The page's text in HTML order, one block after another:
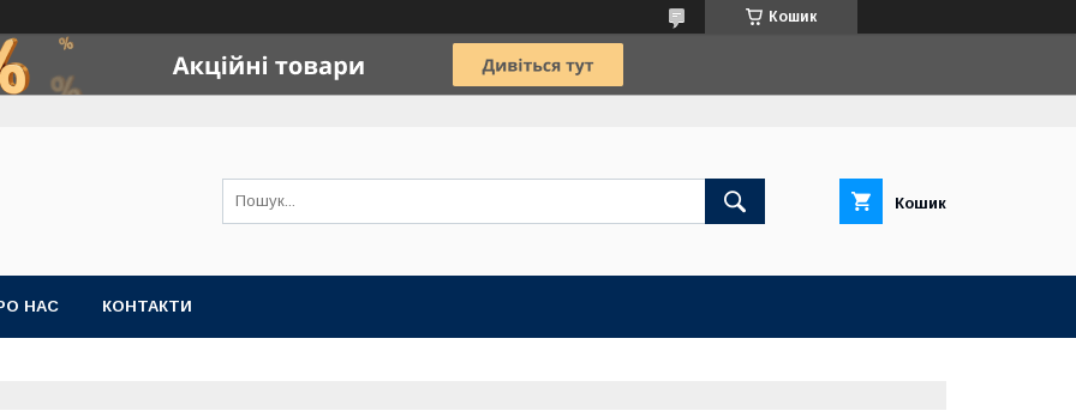
Кошик
Кошик
НАС КОНТАКТИ